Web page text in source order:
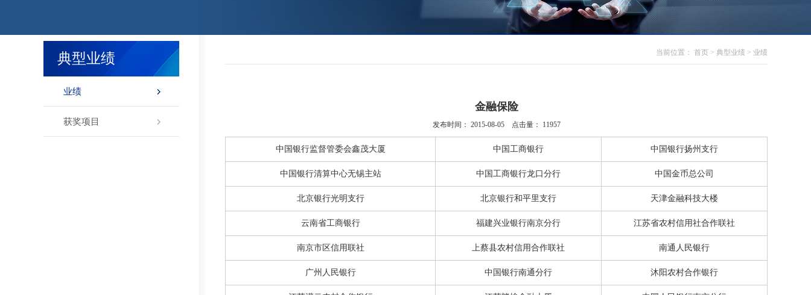
典型业绩
业绩
获奖项目
当前位置： 首页 > 典型业绩 > 业绩
金融保险
发布时间： 2015-08-05点击量： 11957
中国银行监督管委会鑫茂大厦 中国工商银行 中国银行扬州支行
中国银行清算中心无锡主站 中国工商银行龙口分行 中国金币总公司
北京银行光明支行 北京银行和平里支行 天津金融科技大楼
云南省工商银行 福建兴业银行南京分行 江苏省农村信用社合作联社
南京市区信用联社 上蔡县农村信用合作联社 南通人民银行
广州人民银行 中国银行南通分行 沐阳农村合作银行